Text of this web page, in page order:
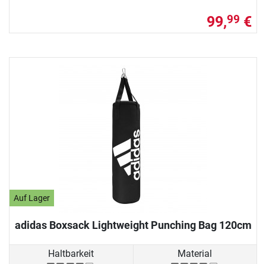
99,99 €
Auf Lager
adidas Boxsack Lightweight Punching Bag 120cm
Haltbarkeit Material